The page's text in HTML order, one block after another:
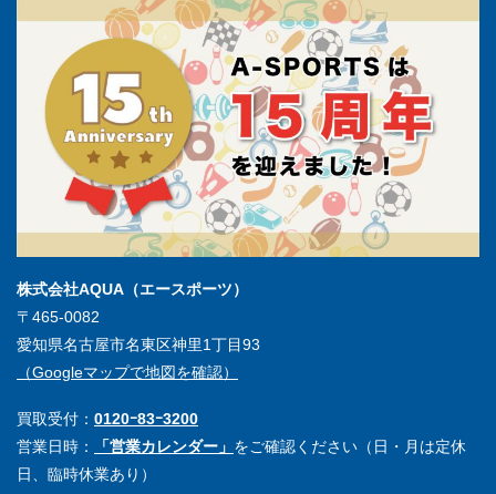
株式会社AQUA（エースポーツ）
〒465-0082
愛知県名古屋市名東区神里1丁目93
（Googleマップで地図を確認）
買取受付： 0120ｰ83ｰ3200
営業日時：
「営業カレンダー」 をご確認ください（日・月は定休
日、臨時休業あり）